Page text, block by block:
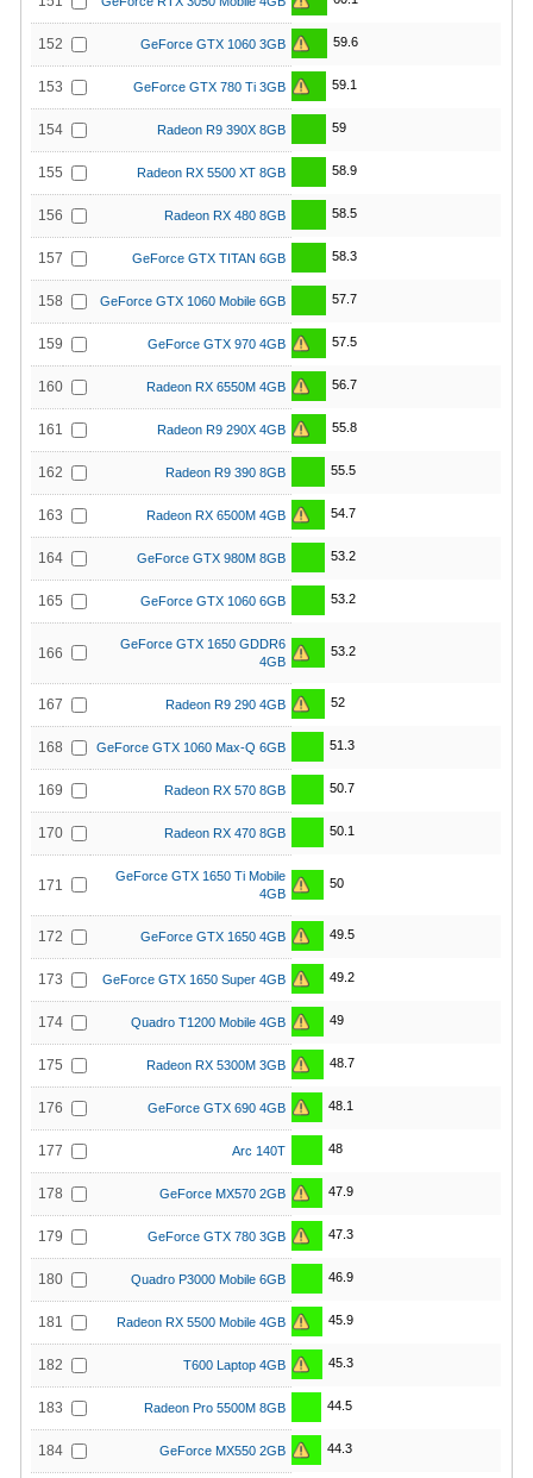
152 GeForce GTX 1060 3GB 59.6
153 GeForce GTX 780 Ti 3GB 59.1
154 Radeon R9 390X 8GB 59
155 Radeon RX 5500 XT 8GB 58.9
156 Radeon RX 480 8GB 58.5
157 GeForce GTX TITAN 6GB 58.3
158 GeForce GTX 1060 Mobile 6GB 57.7
159 GeForce GTX 970 4GB 57.5
160 Radeon RX 6550M 4GB 56.7
161 Radeon R9 290X 4GB 55.8
162 Radeon R9 390 8GB 55.5
163 Radeon RX 6500M 4GB 54.7
164 GeForce GTX 980M 8GB 53.2
165 GeForce GTX 1060 6GB 53.2
166
GeForce GTX 1650 GDDR6
4GB
53.2
167 Radeon R9 290 4GB 52
168 GeForce GTX 1060 Max-Q 6GB 51.3
169 Radeon RX 570 8GB 50.7
170 Radeon RX 470 8GB 50.1
171
GeForce GTX 1650 Ti Mobile
4GB
50
172 GeForce GTX 1650 4GB 49.5
173 GeForce GTX 1650 Super 4GB 49.2
174 Quadro T1200 Mobile 4GB 49
175 Radeon RX 5300M 3GB 48.7
176 GeForce GTX 690 4GB 48.1
177 Arc 140T 48
178 GeForce MX570 2GB 47.9
179 GeForce GTX 780 3GB 47.3
180 Quadro P3000 Mobile 6GB 46.9
181 Radeon RX 5500 Mobile 4GB 45.9
182 T600 Laptop 4GB 45.3
183 Radeon Pro 5500M 8GB 44.5
184 GeForce MX550 2GB 44.3